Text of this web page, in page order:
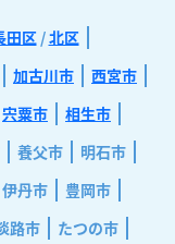
田区/北区
加古川市
西宮市
宍粟市
相生市
養父市
明石市
伊丹市
豊岡市
路市
たつの市